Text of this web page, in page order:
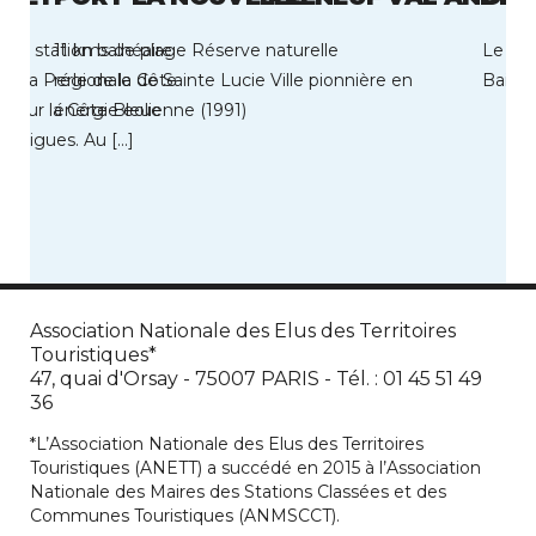
station balnéaire
la Perle de la Côte
sur la Côte Bleue
Au […]
11 kms de plage Réserve naturelle
régionale de Sainte Lucie Ville pionnière en
énergie eolienne (1991)
Le
Bains
Association Nationale des Elus des Territoires
Touristiques*
47, quai d'Orsay - 75007 PARIS - Tél. : 01 45 51 49
36
*L’Association Nationale des Elus des Territoires
Touristiques (ANETT) a succédé en 2015 à l’Association
Nationale des Maires des Stations Classées et des
Communes Touristiques (ANMSCCT).